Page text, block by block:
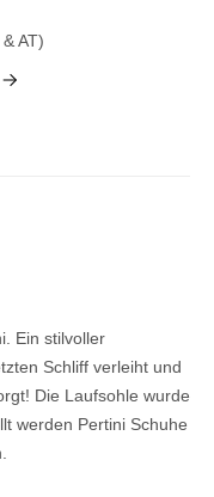
AT)
Ein stilvoller
Schliff verleiht und
Die Laufsohle wurde
werden Pertini Schuhe